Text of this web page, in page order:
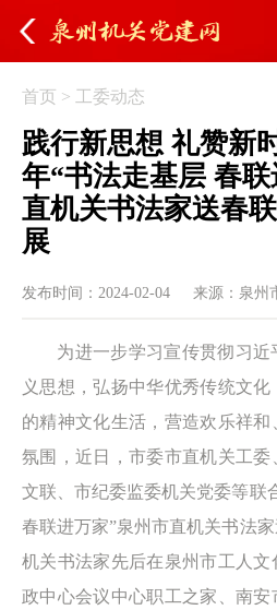
首页 > 工委动态
践行新思想 礼赞
年“书法走基层 春
直机关书法家送春
展
发布时间：2024-02-04 来源：泉州
为进一步学习宣传贯彻习
义思想，弘扬中华优秀传统文
的精神文化生活，营造欢乐祥
氛围，近日，市委市直机关工
文联、市纪委监委机关党委等联
春联进万家”泉州市直机关书法
机关书法家先后在泉州市工人
政中心会议中心职工之家、南